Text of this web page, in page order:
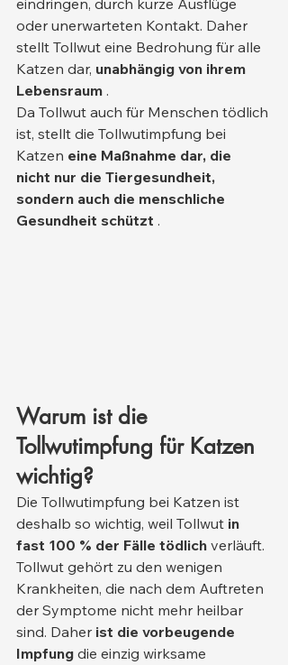
oder unerwarteten Kontakt. Daher
stellt Tollwut eine Bedrohung für alle
Katzen dar, unabhängig von ihrem
Lebensraum .
Da Tollwut auch für Menschen tödlich
ist, stellt die Tollwutimpfung bei
Katzen eine Maßnahme dar, die
nicht nur die Tiergesundheit,
sondern auch die menschliche
Gesundheit schützt .
Warum ist die
Tollwutimpfung für Katzen
wichtig?
Die Tollwutimpfung bei Katzen ist
deshalb so wichtig, weil Tollwut in
fast 100 % der Fälle tödlich verläuft.
Tollwut gehört zu den wenigen
Krankheiten, die nach dem Auftreten
der Symptome nicht mehr heilbar
sind. Daher ist die vorbeugende
Impfung die einzig wirksame